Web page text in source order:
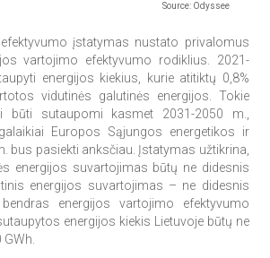
Source: Odyssee
įstatymas nustato privalomus
vartojimo efektyvumo rodiklius. 2021-
energijos kiekius, kurie atitiktų 0,8%
vidutinės galutinės energijos. Tokie
būti sutaupomi kasmet 2031-2050 m.,
Europos Sąjungos energetikos ir
bus pasiekti anksčiau. Įstatymas užtikrina,
energijos suvartojimas būtų ne didesnis
energijos suvartojimas – ne didesnis
energijos vartojimo efektyvumo
energijos kiekis Lietuvoje būtų ne